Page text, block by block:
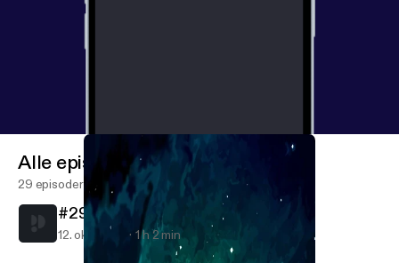
Alle episoder
29 episoder
#29- New car who dis?
12. okt. 2019 1 h 2 min